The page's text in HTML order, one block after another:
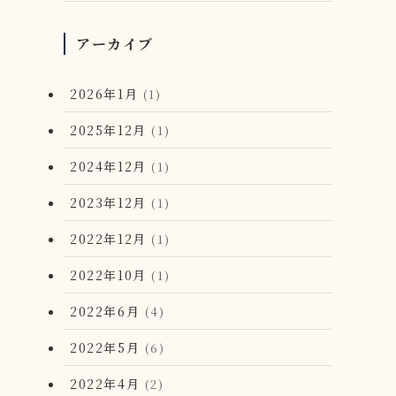
アーカイブ
2026年1月 (1)
2025年12月 (1)
2024年12月 (1)
2023年12月 (1)
2022年12月 (1)
2022年10月 (1)
2022年6月 (4)
2022年5月 (6)
2022年4月 (2)